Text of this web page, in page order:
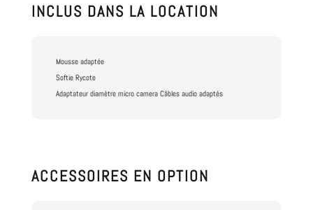
INCLUS DANS LA LOCATION
Mousse adaptée
Softie Rycote
Adaptateur diamètre micro camera Câbles audio adaptés
ACCESSOIRES EN OPTION